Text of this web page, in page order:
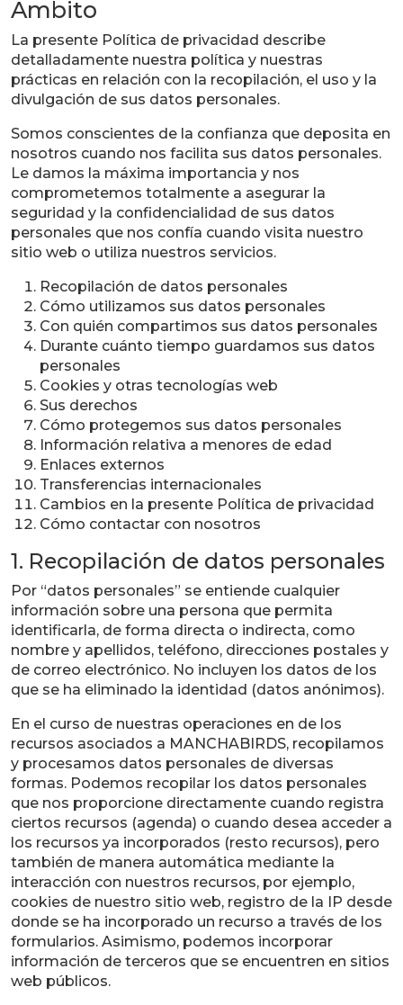
Ámbito
La presente Política de privacidad describe
detalladamente nuestra política y nuestras
prácticas en relación con la recopilación, el uso y la
divulgación de sus datos personales.
Somos conscientes de la confianza que deposita en
nosotros cuando nos facilita sus datos personales.
Le damos la máxima importancia y nos
comprometemos totalmente a asegurar la
seguridad y la confidencialidad de sus datos
personales que nos confía cuando visita nuestro
sitio web o utiliza nuestros servicios.
Recopilación de datos personales
Cómo utilizamos sus datos personales
Con quién compartimos sus datos personales
Durante cuánto tiempo guardamos sus datos
personales
Cookies y otras tecnologías web
Sus derechos
Cómo protegemos sus datos personales
Información relativa a menores de edad
Enlaces externos
Transferencias internacionales
Cambios en la presente Política de privacidad
Cómo contactar con nosotros
1. Recopilación de datos personales
Por “datos personales” se entiende cualquier
información sobre una persona que permita
identificarla, de forma directa o indirecta, como
nombre y apellidos, teléfono, direcciones postales y
de correo electrónico. No incluyen los datos de los
que se ha eliminado la identidad (datos anónimos).
En el curso de nuestras operaciones en de los
recursos asociados a MANCHABIRDS, recopilamos
y procesamos datos personales de diversas
formas. Podemos recopilar los datos personales
que nos proporcione directamente cuando registra
ciertos recursos (agenda) o cuando desea acceder a
los recursos ya incorporados (resto recursos), pero
también de manera automática mediante la
interacción con nuestros recursos, por ejemplo,
cookies de nuestro sitio web, registro de la IP desde
donde se ha incorporado un recurso a través de los
formularios. Asimismo, podemos incorporar
información de terceros que se encuentren en sitios
web públicos.